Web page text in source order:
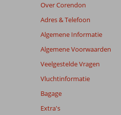
Over Corendon
Adres & Telefoon
Algemene Informatie
Algemene Voorwaarden
Veelgestelde Vragen
Vluchtinformatie
Bagage
Extra's